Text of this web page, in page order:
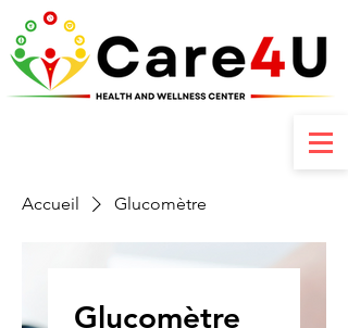
Accueil Glucomètre
Glucomètre